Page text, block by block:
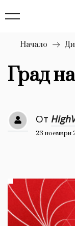
Бизнес
Мода
Dialogue
Изкуство
Красота
Дизайн
1272
Книги 1188
Начало
Град
От
23 ноември